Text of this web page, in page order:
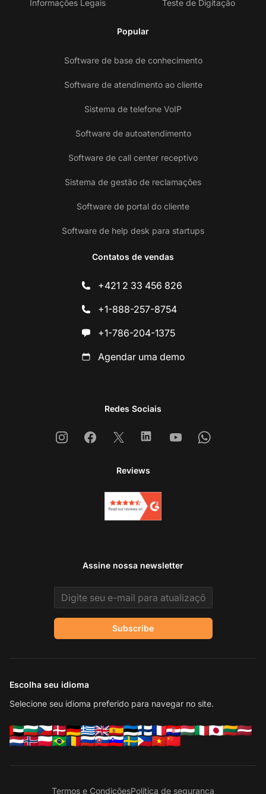
Informações Legais Teste de Digitação
Popular
Software de base de conhecimento
Software de atendimento ao cliente
Sistema de telefone VoIP
Software de autoatendimento
Software de call center receptivo
Sistema de gestão de reclamações
Software de portal do cliente
Software de help desk para startups
Contatos de vendas
+421 2 33 456 826
+1-888-257-8754
+1-786-204-1375
Agendar uma demo
Redes Sociais
InstagramFacebook
X LinkedinYoutubeWhatsapp
Reviews
Assine nossa newsletter
Email address
Subscribe
Escolha seu idioma
Selecione seu idioma preferido para navegar no site.
Termos e CondiçõesPolítica de segurança